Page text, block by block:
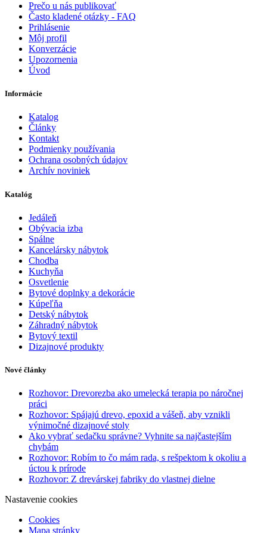
Prečo u nás publikovať
Často kladené otázky - FAQ
Prihlásenie
Môj profil
Konverzácie
Upozornenia
Úvod
Informácie
Katalog
Články
Kontakt
Podmienky používania
Ochrana osobných údajov
Archív noviniek
Katalóg
Jedáleň
Obývacia izba
Spálne
Kancelársky nábytok
Chodba
Kuchyňa
Osvetlenie
Bytové doplnky a dekorácie
Kúpeľňa
Detský nábytok
Záhradný nábytok
Bytový textil
Dizajnové produkty
Nové články
Rozhovor: Drevorezba ako umelecká terapia po náročnej
práci
Rozhovor: Spájajú drevo, epoxid a vášeň, aby vznikli
výnimočné dizajnové stoly
Ako vybrať sedačku správne? Vyhnite sa najčastejším
chybám
Rozhovor: Robím to čo mám rada, s rešpektom k okoliu a
úctou k prírode
Rozhovor: Z drevárskej fabriky do vlastnej dielne
Nastavenie cookies
Cookies
Mapa stránky